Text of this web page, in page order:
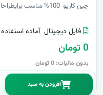
چين کازيو 100% مناسب برايطراحا..
فایل دیجیتال آماده استفاده
0 تومان
بدون مالیات: 0 تومان
افزودن به سبد